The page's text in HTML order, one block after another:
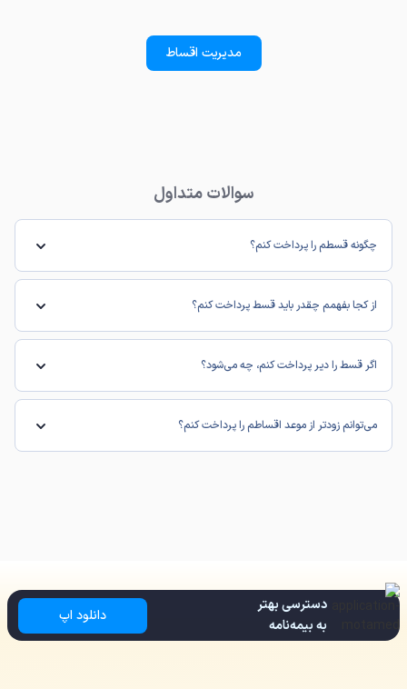
مدیریت اقساط
سوالات متداول
چگونه قسطم را پرداخت کنم؟
از کجا بفهمم چقدر باید قسط پرداخت کنم؟
اگر قسط را دیر پرداخت کنم، چه می‌شود؟
می‌توانم زودتر از موعد اقساطم را پرداخت کنم؟
دسترسی بهتر
به بیمه‌نامه
دانلود اپ